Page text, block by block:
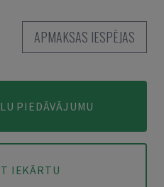
APMAKSAS IESPĒJAS
PIEDĀVĀJUMU
IEKĀRTU